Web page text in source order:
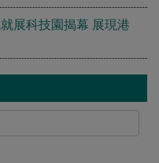
展科技園揭幕 展現港